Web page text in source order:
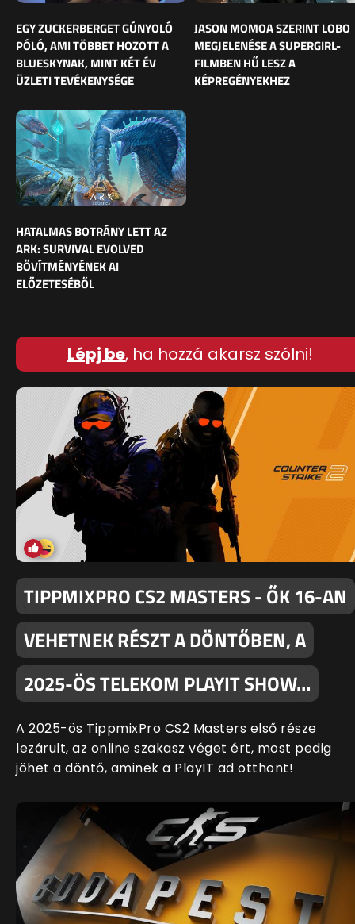
EGY ZUCKERBERGET GÚNYOLÓ
PÓLÓ, AMI TÖBBET HOZOTT A
BLUESKYNAK, MINT KÉT ÉV
ÜZLETI TEVÉKENYSÉGE
JASON MOMOA SZERINT LOBO
MEGJELENÉSE A SUPERGIRL-
FILMBEN HŰ LESZ A
KÉPREGÉNYEKHEZ
HATALMAS BOTRÁNY LETT AZ
ARK: SURVIVAL EVOLVED
BŐVÍTMÉNYÉNEK AI
ELŐZETESÉBŐL
Lépj be, ha hozzá akarsz szólni!
TIPPMIXPRO CS2 MASTERS - ŐK 16-AN
VEHETNEK RÉSZT A DÖNTŐBEN, A
2025-ÖS TELEKOM PLAYIT SHOW…
A 2025-ös TippmixPro CS2 Masters első része
lezárult, az online szakasz véget ért, most pedig
jöhet a döntő, aminek a PlayIT ad otthont!